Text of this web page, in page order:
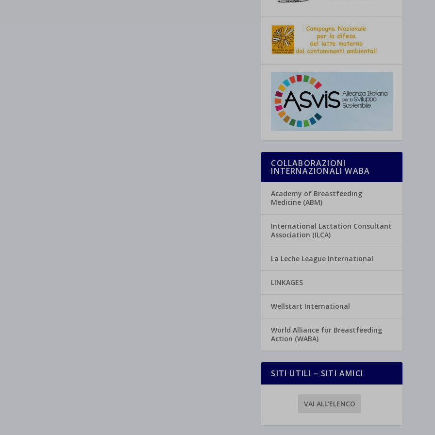
COLLABORAZIONI
INTERNAZIONALI WABA
Academy of Breastfeeding
Medicine (ABM)
International Lactation Consultant
Association (ILCA)
La Leche League International
LINKAGES
Wellstart International
World Alliance for Breastfeeding
Action (WABA)
SITI UTILI – SITI AMICI
VAI ALL’ELENCO